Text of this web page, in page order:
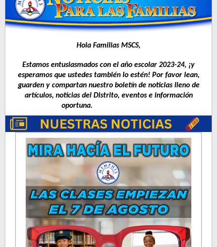
Hola Familias MSCS,
Estamos entusiasmados con el año escolar 2023-24, ¡y
esperamos que ustedes también lo estén! Por favor lean,
guarden y compartan nuestro boletín de noticias lleno de
artículos, noticias del Distrito, eventos e información
oportuna.